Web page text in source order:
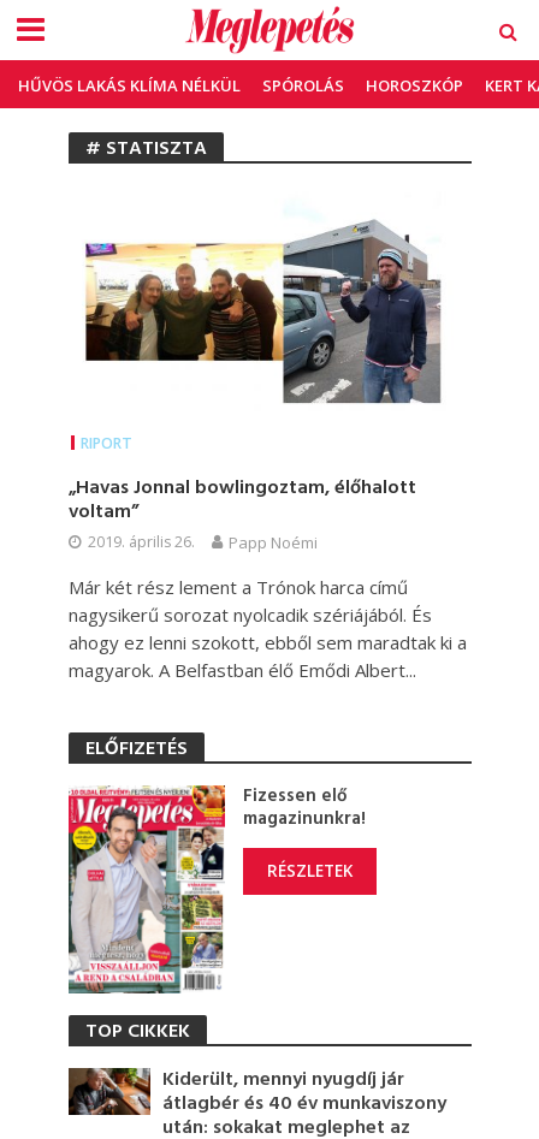
HŰVÖS LAKÁS KLÍMA NÉLKÜL SPÓROLÁS HOROSZKÓP KERT
# STATISZTA
RIPORT
„Havas Jonnal bowlingoztam, élőhalott
voltam”
2019. április 26. Papp Noémi
Már két rész lement a Trónok harca című
nagysikerű sorozat nyolcadik szériájából. És
ahogy ez lenni szokott, ebből sem maradtak ki a
magyarok. A Belfastban élő Emődi Albert...
ELŐFIZETÉS
Fizessen elő
magazinunkra!
RÉSZLETEK
TOP CIKKEK
Kiderült, mennyi nyugdíj jár
átlagbér és 40 év munkaviszony
után: sokakat meglephet az